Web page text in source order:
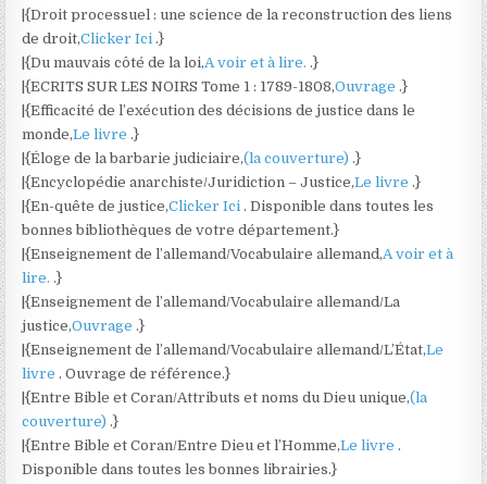
|{Droit processuel : une science de la reconstruction des liens
de droit,Clicker Ici .}
|{Du mauvais côté de la loi,A voir et à lire. .}
|{ECRITS SUR LES NOIRS Tome 1 : 1789-1808,Ouvrage .}
|{Efficacité de l’exécution des décisions de justice dans le
monde,Le livre .}
|{Éloge de la barbarie judiciaire,(la couverture) .}
|{Encyclopédie anarchiste/Juridiction – Justice,Le livre .}
|{En-quête de justice,Clicker Ici . Disponible dans toutes les
bonnes bibliothèques de votre département.}
|{Enseignement de l’allemand/Vocabulaire allemand,A voir et à
lire. .}
|{Enseignement de l’allemand/Vocabulaire allemand/La
justice,Ouvrage .}
|{Enseignement de l’allemand/Vocabulaire allemand/L’État,Le
livre . Ouvrage de référence.}
|{Entre Bible et Coran/Attributs et noms du Dieu unique,(la
couverture) .}
|{Entre Bible et Coran/Entre Dieu et l’Homme,Le livre .
Disponible dans toutes les bonnes librairies.}